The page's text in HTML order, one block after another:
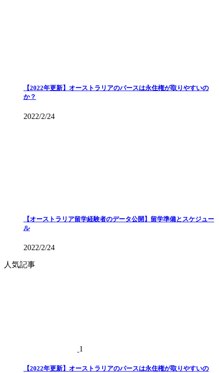
【2022年更新】オーストラリアのパースは永住権が取りやすいの
か？
2022/2/24
【オーストラリア留学経験者のデータ公開】留学準備とスケジュー
ル
2022/2/24
人気記事
1
【2022年更新】オーストラリアのパースは永住権が取りやすいの